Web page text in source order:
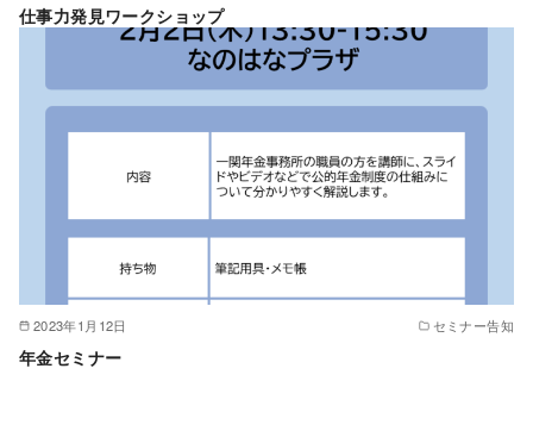
仕事力発見ワークショップ
2023年1月12日 セミナー告知
年金セミナー